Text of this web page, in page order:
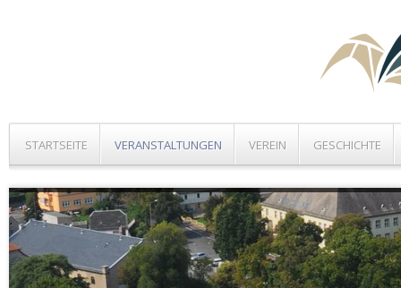
STARTSEITE VERANSTALTUNGEN VEREIN GESCHICHTE